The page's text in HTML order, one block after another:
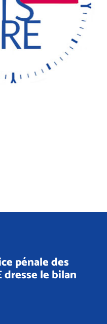
pénale des
dresse le bilan